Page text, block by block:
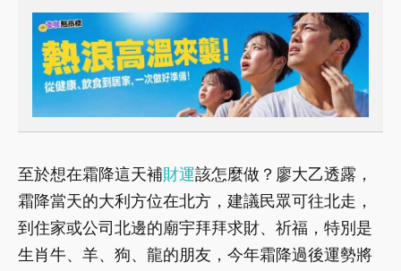
至於想在霜降這天補財運該怎麼做？廖大乙透露，
霜降當天的大利方位在北方，建議民眾可往北走，
到住家或公司北邊的廟宇拜拜求財、祈福，特別是
生肖牛、羊、狗、龍的朋友，今年霜降過後運勢將